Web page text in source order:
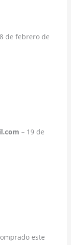
de febrero de
– 19 de
este